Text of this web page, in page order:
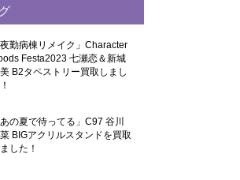
夜勤病棟リメイク」Character
Festa2023 七瀬恋＆新城
B2タペストリー買取しまし
あの夏で待ってる」C97 谷川
BIGアクリルスタンドを買取
した！